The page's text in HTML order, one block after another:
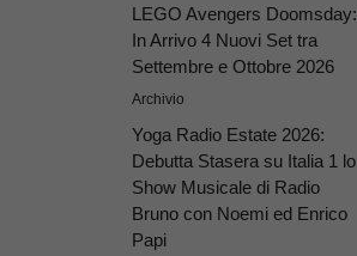
LEGO Avengers Doomsday:
In Arrivo 4 Nuovi Set tra
Settembre e Ottobre 2026
Archivio
Yoga Radio Estate 2026:
Debutta Stasera su Italia 1 lo
Show Musicale di Radio
Bruno con Noemi ed Enrico
Papi